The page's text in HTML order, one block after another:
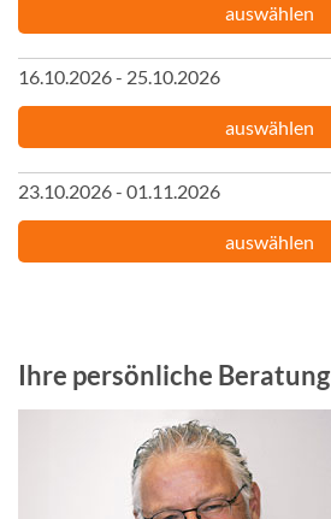
auswählen
16.10.2026 - 25.10.2026
auswählen
23.10.2026 - 01.11.2026
auswählen
Ihre persönliche Beratung